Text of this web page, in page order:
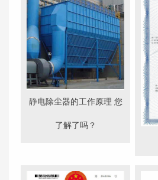
静电除尘器的工作原理 您
了解了吗？